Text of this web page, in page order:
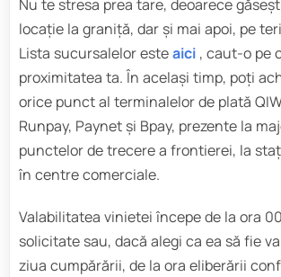
Nu te stresa prea tare, deoarece
locație la graniță, dar și mai apoi, pe
Lista sucursalelor esteaici , caut-o pe
proximitatea ta. În același timp, poți
orice punct al terminalelor de plată
Runpay, Paynet și Bpay, prezente la
punctelor de trecere a frontierei, la
în centre comerciale.
Valabilitatea vinietei începe de la ora
solicitate sau, dacă alegi ca ea să fie
ziua cumpărării, de la ora eliberării